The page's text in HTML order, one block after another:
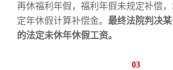
再休福利年假，福利年假未规定补偿
定年休假计算补偿金。 最终法院判决
的法定未休年休假工资。
03